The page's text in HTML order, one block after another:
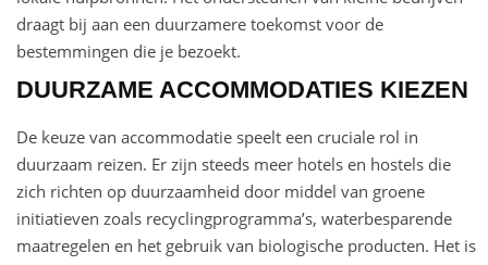
draagt bij aan een duurzamere toekomst voor de
bestemmingen die je bezoekt.
DUURZAME ACCOMMODATIES KIEZEN
De keuze van accommodatie speelt een cruciale rol in
duurzaam reizen. Er zijn steeds meer hotels en hostels die
zich richten op duurzaamheid door middel van groene
initiatieven zoals recyclingprogramma’s, waterbesparende
maatregelen en het gebruik van biologische producten. Het is